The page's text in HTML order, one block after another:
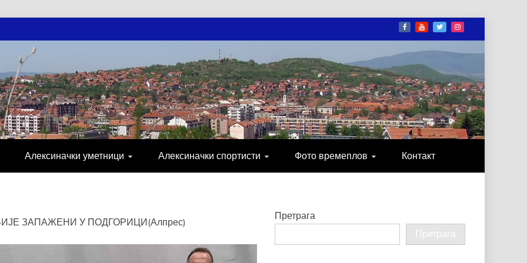
НОВОСТИ
СПОРТ, ПОСЛОВНИ ИМЕНИК, ХРОНИКА, ЗАБАВА…
Алексиначки уметници Алексиначки спортисти Фото времеплов Контакт
ЗАПАЖЕНИ У ПОДГОРИЦИ(Алпрес)
Претрага
Претрага